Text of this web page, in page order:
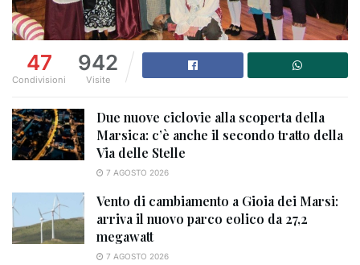
47
Condivisioni
942
Visite
Due nuove ciclovie alla scoperta della
Marsica: c’è anche il secondo tratto della
Via delle Stelle
7 AGOSTO 2026
Vento di cambiamento a Gioia dei Marsi:
arriva il nuovo parco eolico da 27,2
megawatt
7 AGOSTO 2026